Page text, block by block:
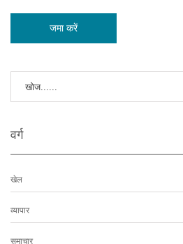
जमा करें
वर्ग
खेल
व्यापार
समाचार